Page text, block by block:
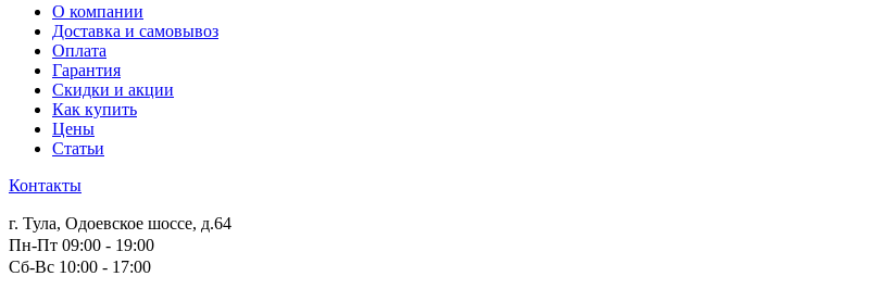
О компании
Доставка и самовывоз
Оплата
Гарантия
Скидки и акции
Как купить
Цены
Статьи
Контакты
г. Тула, Одоевское шоссе, д.64
Пн-Пт 09:00 - 19:00
Сб-Вс 10:00 - 17:00